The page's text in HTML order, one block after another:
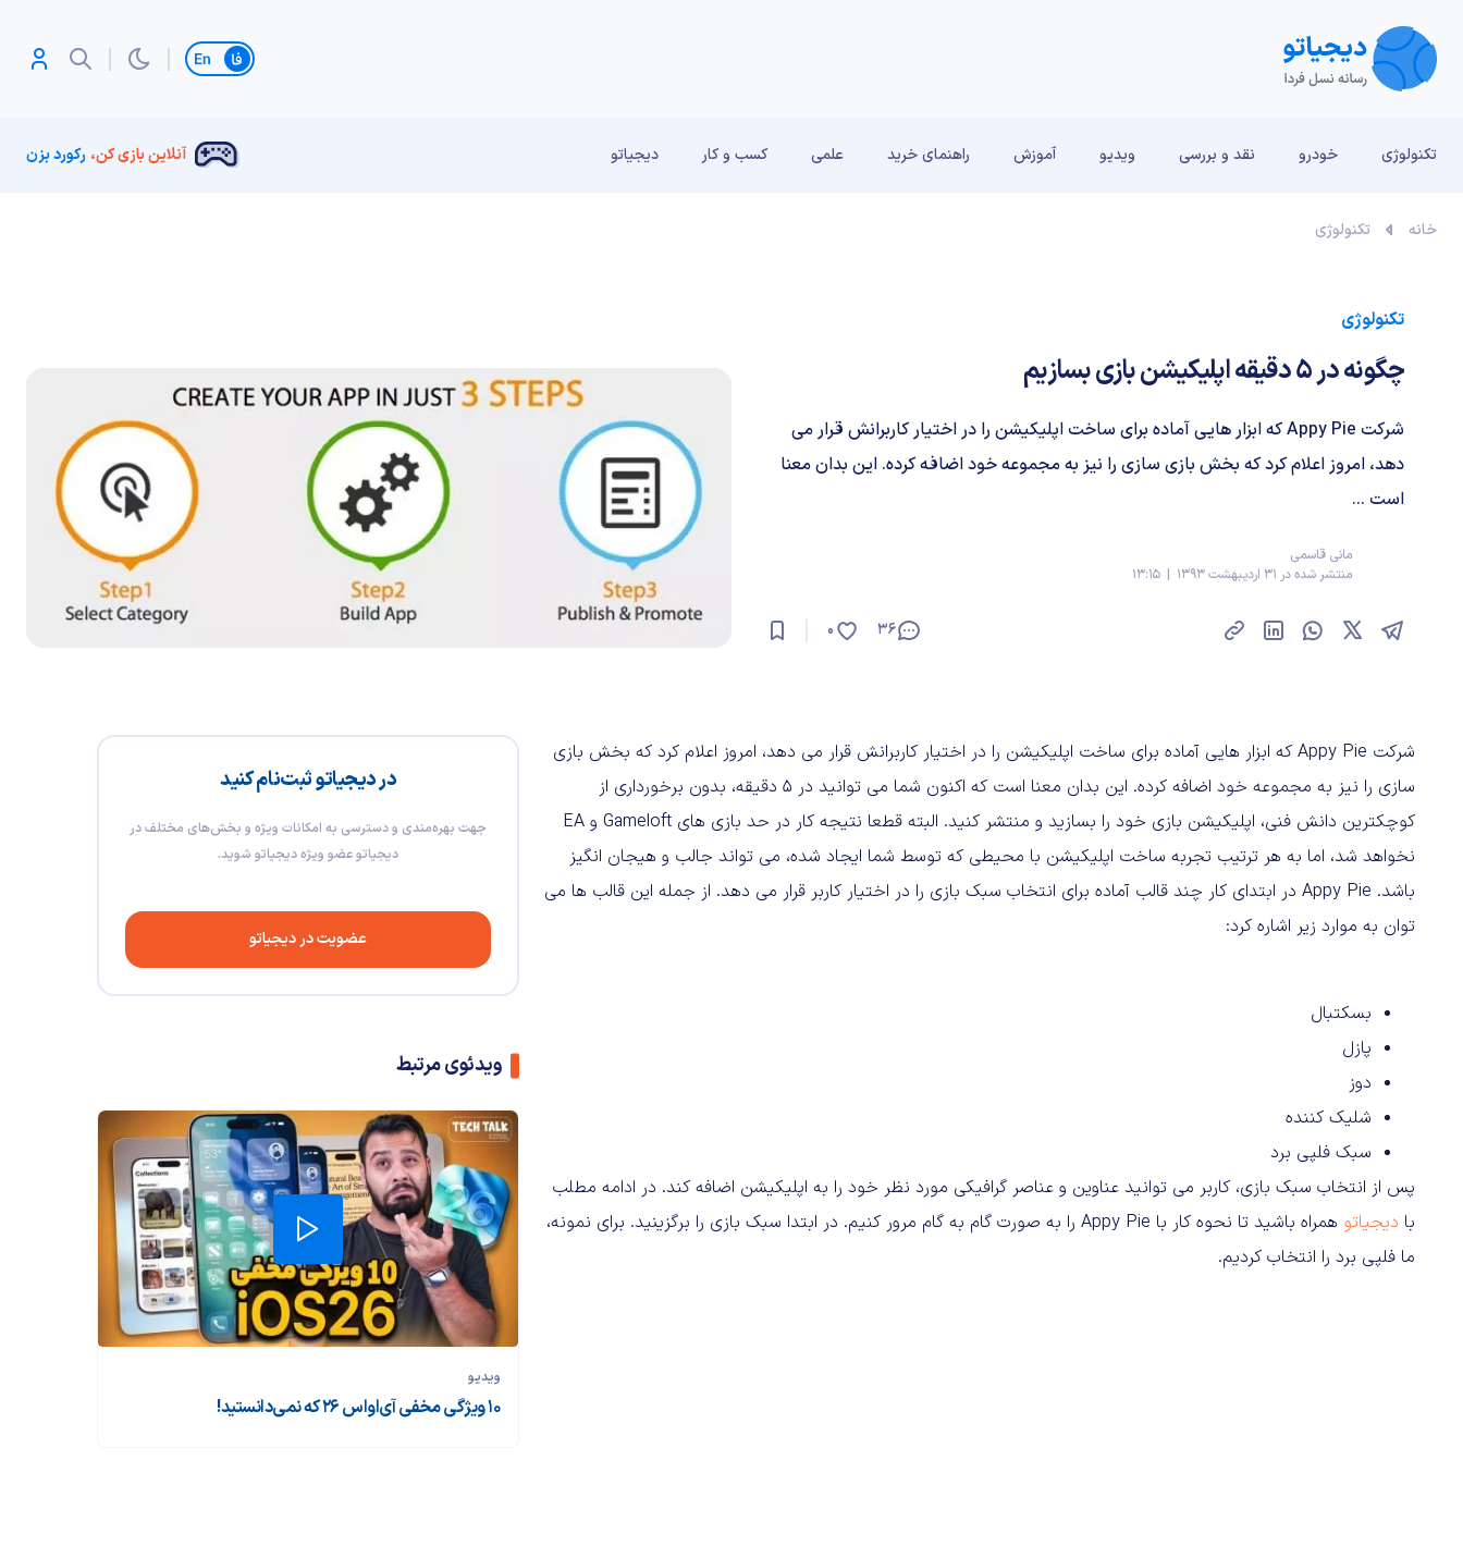
تغییر زبان
تکنولوژی خودرو نقد و بررسی‌ ویدیو آموزش راهنمای خرید علمی کسب و کار دیجیاتو آنلاین بازی کن، رکورد بزن
خانه تکنولوژی
تکنولوژی
چگونه در ۵ دقیقه اپلیکیشن بازی بسازیم
شرکت Appy Pie که ابزار هایی آماده برای ساخت اپلیکیشن را در اختیار کاربرانش قرار می
دهد، امروز اعلام کرد که بخش بازی سازی را نیز به مجموعه خود اضافه کرده. این بدان معنا
است ...
مانی قاسمی
منتشر شده در 31 اردیبهشت 1393 | 13:15
36
0
در دیجیاتو ثبت‌نام کنید
جهت بهره‌مندی و دسترسی به امکانات ویژه و بخش‌های مختلف در
دیجیاتو عضو ویژه دیجیاتو شوید.
عضویت در دیجیاتو
ویدئوی مرتبط
ویدیو
۱۰ ویژگی مخفی آی‌اواس ۲۶ که نمی‌دانستید!
شرکت Appy Pie که ابزار هایی آماده برای ساخت اپلیکیشن را در اختیار کاربرانش قرار می دهد، امروز اعلام کرد که بخش بازی
سازی را نیز به مجموعه خود اضافه کرده. این بدان معنا است که اکنون شما می توانید در ۵ دقیقه، بدون برخورداری از
کوچکترین دانش فنی، اپلیکیشن بازی خود را بسازید و منتشر کنید. البته قطعا نتیجه کار در حد بازی های Gameloft و EA
نخواهد شد، اما به هر ترتیب تجربه ساخت اپلیکیشن با محیطی که توسط شما ایجاد شده، می تواند جالب و هیجان انگیز
باشد. Appy Pie در ابتدای کار چند قالب آماده برای انتخاب سبک بازی را در اختیار کاربر قرار می دهد. از جمله این قالب ها می
توان به موارد زیر اشاره کرد:
بسکتبال
پازل
دوز
شلیک کننده
سبک فلپی برد
پس از انتخاب سبک بازی، کاربر می توانید عناوین و عناصر گرافیکی مورد نظر خود را به اپلیکیشن اضافه کند. در ادامه مطلب
با دیجیاتو همراه باشید تا نحوه کار با Appy Pie را به صورت گام به گام مرور کنیم.
در ابتدا سبک بازی را برگزینید. برای نمونه،
ما فلپی برد را انتخاب کردیم.